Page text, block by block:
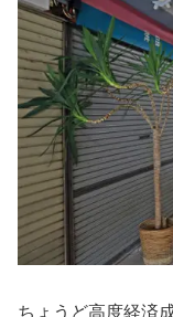
ちょうど高度経済